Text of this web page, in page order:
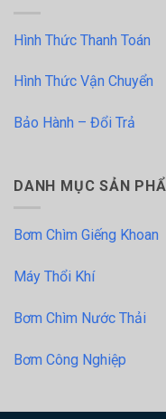
Hình Thức Thanh Toán
Hình Thức Vận Chuyển
Bảo Hành – Đổi Trả
DANH MỤC SẢN
Bơm Chìm Giếng Khoan
Máy Thổi Khí
Bơm Chìm Nước Thải
Bơm Công Nghiệp